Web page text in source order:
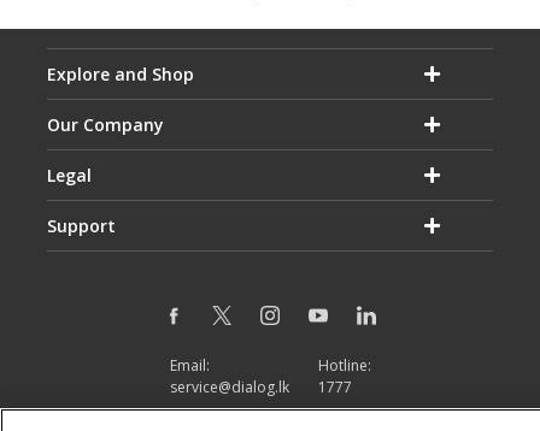
Explore and Shop
Our Company
Legal
Support
Email:
service@dialog.lk
Hotline:
1777